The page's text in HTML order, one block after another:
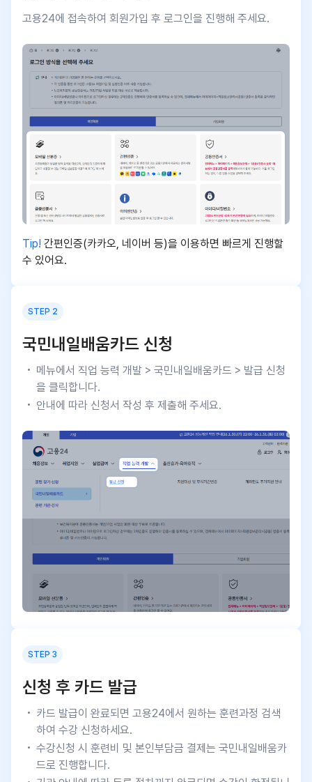
고용24에 접속하여 회원가입 후 로그인을 진행해 주세요.
Tip! 간편인증(카카오, 네이버 등)을 이용하면 빠르게 진행할
수 있어요.
STEP 2
국민내일배움카드 신청
메뉴에서 직업 능력 개발 > 국민내일배움카드 > 발급 신청
을 클릭합니다.
안내에 따라 신청서 작성 후 제출해 주세요.
STEP 3
신청 후 카드 발급
카드 발급이 완료되면 고용24에서 원하는 훈련과정 검색
하여 수강 신청하세요.
수강신청 시 훈련비 및 본인부담금 결제는 국민내일배움카
드로 진행합니다.